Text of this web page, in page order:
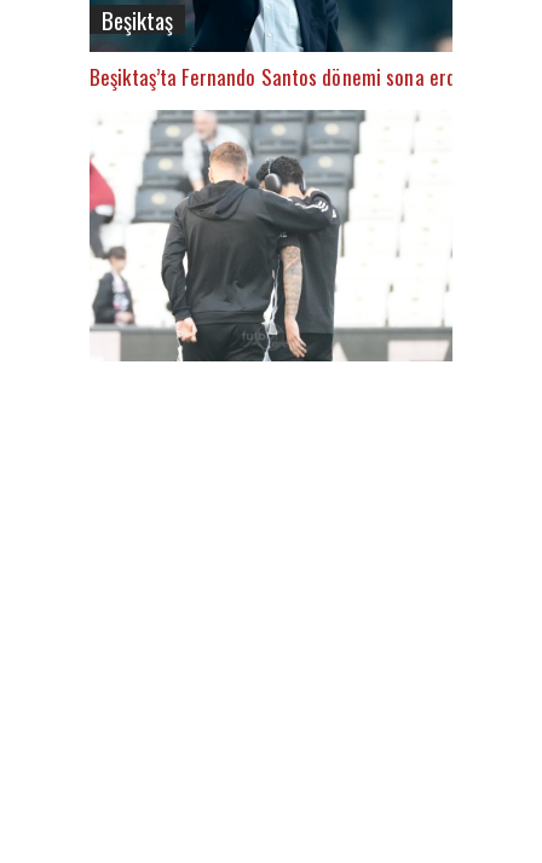
Beşiktaş
Beşiktaş’ta Fernando Santos dönemi sona erdi